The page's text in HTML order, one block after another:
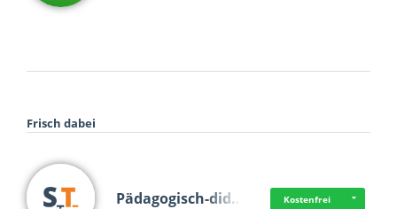
Frisch dabei
Pädagogisch-did… Kostenfrei